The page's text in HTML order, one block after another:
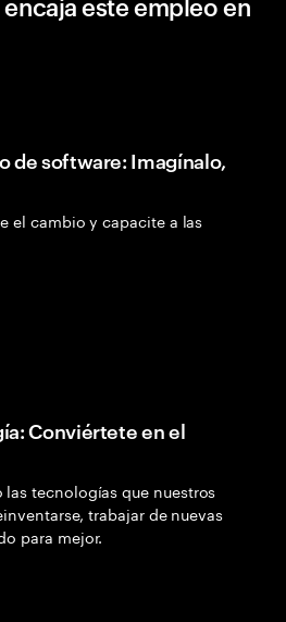
de software: Imagínalo,
el cambio y capacite a las
Conviértete en el
tecnologías que nuestros
trabajar de nuevas
para mejor.